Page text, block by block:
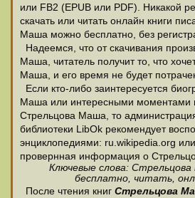
или FB2 (EPUB или PDF). Никакой
скачать или читать онлайн книги
Маша можно бесплатно, без
Надеемся, что от скачивания
Маша, читатель получит то, что
Маша, и его время не будет
Если кто-либо заинтересуется
Маша или интересными моментами
Стрельцова Маша, то
библиотеки LibOk рекомендует
энциклопедиями: ru.wikipedia.org
провернная информация о
Ключевые слова:
бесплатно, читать,
После чтения книг Стрельцова